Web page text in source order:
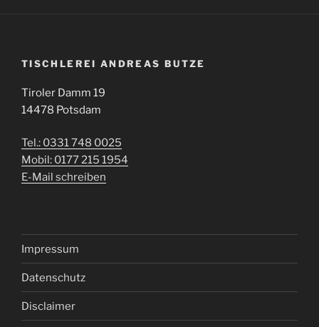
TISCHLEREI ANDREAS BUTZE
Tiroler Damm 19
14478 Potsdam
Tel.: 0331 748 0025
Mobil: 0177 215 1954
E-Mail schreiben
Impressum
Datenschutz
Disclaimer